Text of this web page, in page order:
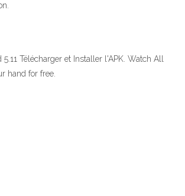
Télécharger et Installer l'APK. Watch All
hand for free.